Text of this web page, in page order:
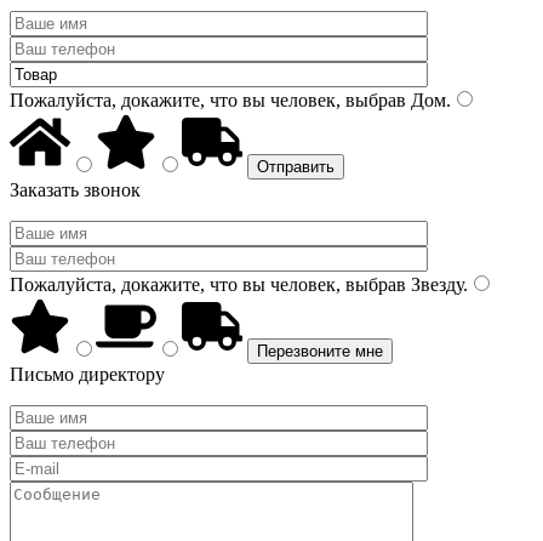
Пожалуйста, докажите, что вы человек, выбрав Дом.
Заказать звонок
Пожалуйста, докажите, что вы человек, выбрав Звезду.
Письмо директору